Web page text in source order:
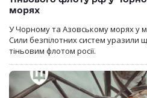
морях
У Чорному та Азовському морях у
Сили безпілотних систем уразили
тіньовим флотом росії.